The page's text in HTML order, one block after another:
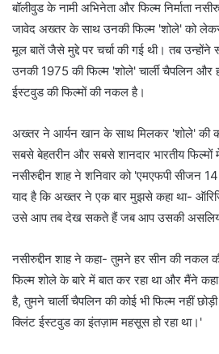
बॉलीवुड के नामी अभिनेता और फिल्म निर्माता
जावेद अख्तर के साथ उनकी फिल्म 'शोले' को लेकर
मूल बातें जैसे मुद्दे पर चर्चा की गई थी। तब उन्होंने
उनकी 1975 की फिल्म 'शोले' चार्ली चैपलिन और
ईस्टवुड की फिल्मों की नकल है।
अख्तर ने आर्यन खान के साथ मिलकर 'शोले' की
सबसे बेहतरीन और सबसे शानदार भारतीय फिल्मों
नसीरुद्दीन शाह ने शनिवार को 'एमएफपी सीजन
याद है कि अख्तर ने एक बार मुझसे कहा था-
उसे आप तब देख सकते हैं जब आप उसकी
नसीरुद्दीन शाह ने कहा- तुमने हर सीन की नकल
फिल्म शोले के बारे में बात कर रहा था और मैंने
है, तुमने चार्ली चैपलिन की कोई भी फिल्म नहीं
क्लिंट ईस्टवुड का इंतज़ाम महसूस हो रहा था।'